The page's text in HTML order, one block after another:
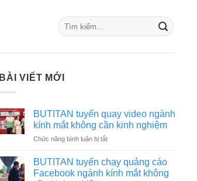
BÀI VIẾT MỚI
BUTITAN tuyển quay video ngành
kính mắt không cần kinh nghiệm
Chức năng bình luận bị tắtở
tuyển
quay
video
BUTITAN tuyển chạy quảng cáo
Facebook ngành kính mắt không